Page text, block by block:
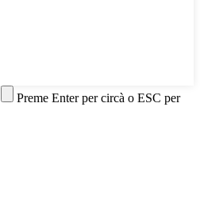
Preme Enter per circà o ESC per